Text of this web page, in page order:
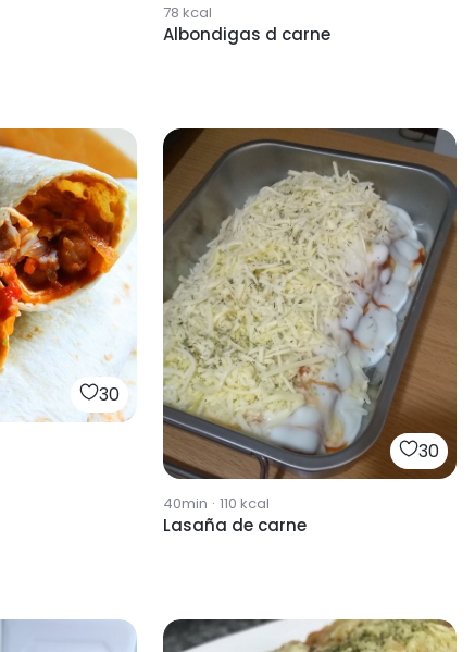
78 kcal
Albondigas d carne
30
30
40min · 110 kcal
Lasaña de carne